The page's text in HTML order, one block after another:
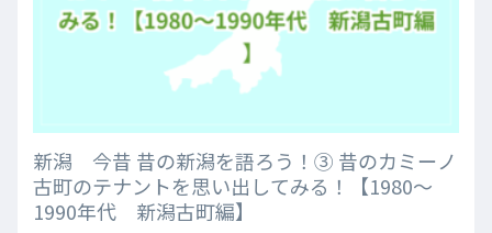
新潟 今昔 昔の新潟を語ろう！③ 昔のカミーノ
古町のテナントを思い出してみる！【1980～
1990年代 新潟古町編】